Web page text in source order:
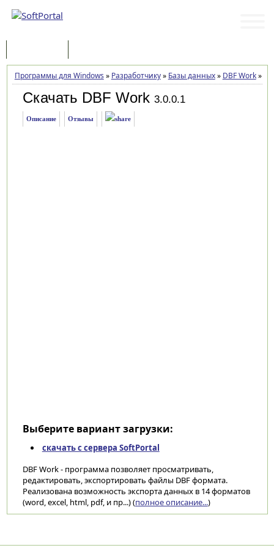
Программы для Windows » Разработчику» Базы данных» DBF Work»
Скачать DBF Work 3.0.0.1
Описание Отзывы
Выберите вариант загрузки:
скачать с сервера SoftPortal
DBF Work - программа позволяет просматривать,
редактировать, экспортировать файлы DBF формата.
Реализована возможность экспорта данных в 14 форматов
(word, excel, html, pdf, и пр...) (полное описание...)